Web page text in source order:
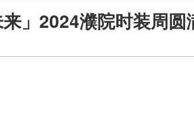
来」2024濮院时装周圆